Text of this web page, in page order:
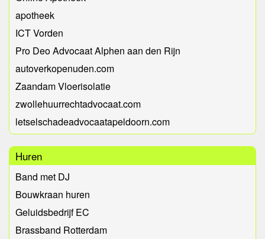
apotheek
ICT Vorden
Pro Deo Advocaat Alphen aan den Rijn
autoverkopenuden.com
Zaandam Vloerisolatie
zwollehuurrechtadvocaat.com
letselschadeadvocaatapeldoorn.com
Huren
Band met DJ
Bouwkraan huren
Geluidsbedrijf EC
Brassband Rotterdam